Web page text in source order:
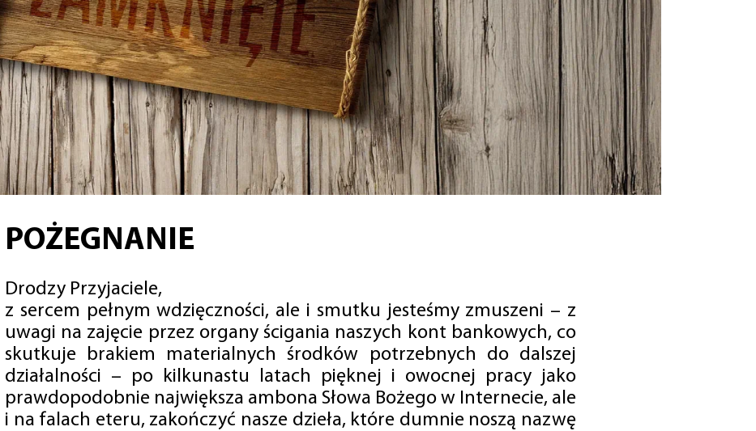
POŻEGNANIE
Drodzy Przyjaciele,
z sercem pełnym wdzięczności, ale i smutku jesteśmy zmuszeni – z
uwagi na zajęcie przez organy ścigania naszych kont bankowych, co
skutkuje brakiem materialnych środków potrzebnych do dalszej
działalności – po kilkunastu latach pięknej i owocnej pracy jako
prawdopodobnie największa ambona Słowa Bożego w Internecie, ale
i na falach eteru, zakończyć nasze dzieła, które dumnie noszą nazwę